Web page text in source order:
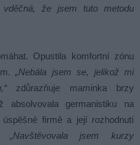
vděčná, že jsem tuto metodu
Opustila komfortní zónu
„Nebála jsem se, jelikož mi
zdůrazňuje maminka brzy
absolvovala germanistiku na
firmě a její rozhodnutí
„Navštěvovala jsem kurzy